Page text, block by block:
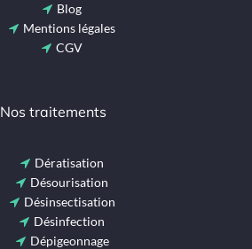
Blog
Mentions légales
CGV
Nos traitements
Dératisation
Désourisation
Désinsectisation
Désinfection
Dépigeonnage